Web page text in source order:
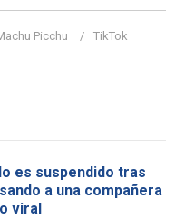
Picchu
TikTok
es suspendido tras
a una compañera
viral